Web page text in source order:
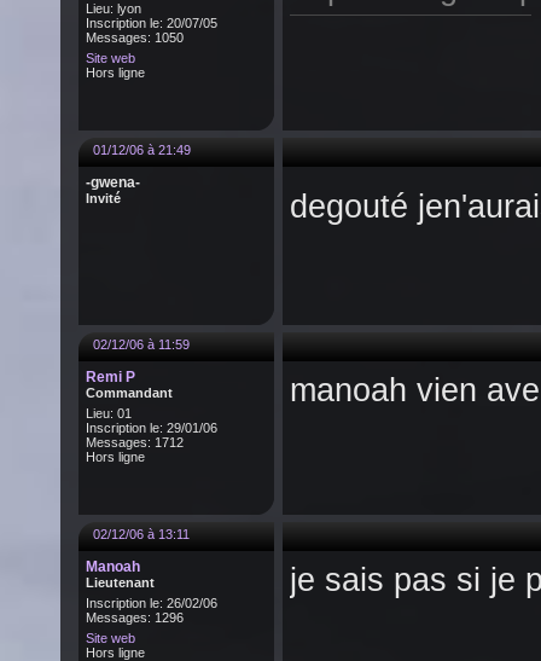
Lieu: lyon
Inscription le: 20/07/05
Messages: 1050
Site web
Hors ligne
01/12/06 à 21:49
-gwena-
Invité degouté
02/12/06 à 11:59
Remi P
Commandant
Lieu: 01
Inscription le: 29/01/06
Messages: 1712
Hors ligne
manoah vien
02/12/06 à 13:11
Manoah
Lieutenant
Inscription le: 26/02/06
Messages: 1296
Site web
Hors ligne
je sais pas si je